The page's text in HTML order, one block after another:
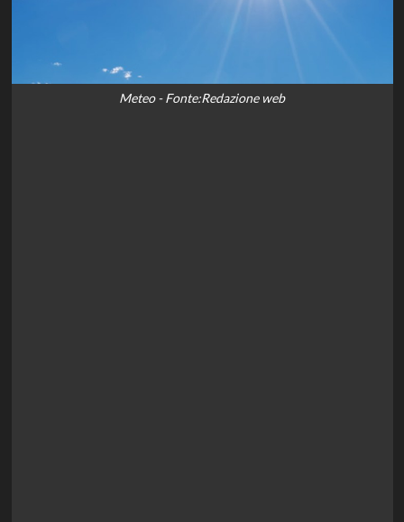
Meteo - Fonte:Redazione web